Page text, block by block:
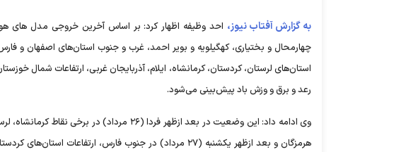
به گزارش آفتاب نیوز،
چهارمحال و بختیاری، کهگیلویه و بویر احمد، غرب و جنوب استان‌های اصفهان و
استان‌های لرستان، کردستان، کرمانشاه، ایلام، آذربایجان غربی، ارتفاعات شمال
رعد و برق و وزش باد پیش‌بینی می‌شود.
وی ادامه داد: این وضعیت در بعد ازظهر فردا (۲۶
هرمزگان و بعد ازظهر یکشنبه (۲۷ مرداد) در جنوب فارس،